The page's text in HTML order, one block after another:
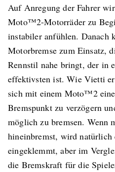
Auf Anregung der Fahrer
Moto™2-Motorräder zu
instabiler anfühlen. Danach
Motorbremse zum Einsatz,
Rennstil nahe bringt, der in
effektivsten ist. Wie Vietti
sich mit einem Moto™2
Bremspunkt zu verzögern
möglich zu bremsen. Wenn
hineinbremst, wird natürlich
eingeklemmt, aber im
die Bremskraft für die